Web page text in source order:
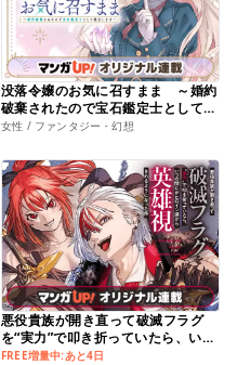
没落令嬢のお気に召すまま ～婚約
破棄されたので宝石鑑定士として独
立します～
女性 / ファンタジー・幻想
悪役貴族が開き直って破滅フラグ
を“実力”で叩き折っていたら、いつ
の間にかヒロイン達から英雄視され
FREE増量中:あと4日